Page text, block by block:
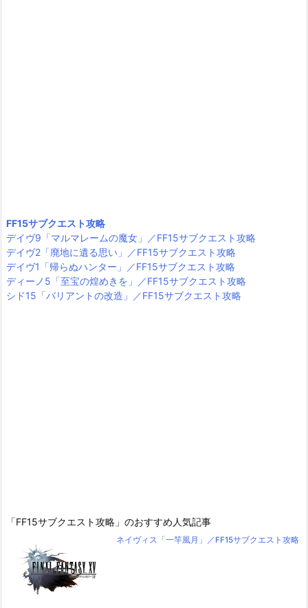
FF15サブクエスト攻略
デイヴ9「マルマレームの魔女」／FF15サブクエスト攻略
デイヴ2「廃地に遺る思い」／FF15サブクエスト攻略
デイヴ1「帰らぬハンター」／FF15サブクエスト攻略
ディーノ5「至宝の煌めきを」／FF15サブクエスト攻略
シド15「バリアントの改造」／FF15サブクエスト攻略
「FF15サブクエスト攻略」のおすすめ人気記事
ネイヴィス「一竿風月」／FF15サブクエスト攻略